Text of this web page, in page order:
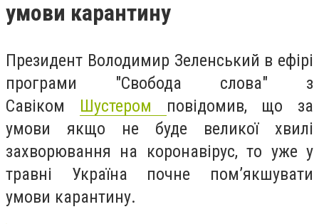
умови карантину
Президент Володимир Зеленський в ефірі
програми "Свобода слова" з
Савіком Шустером повідомив, що за
умови якщо не буде великої хвилі
захворювання на коронавірус, то уже у
травні Україна почне пом’якшувати
умови карантину.